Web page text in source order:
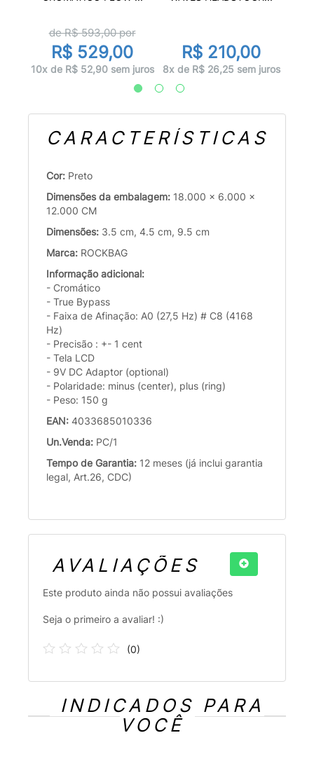
de R$593,00por
R$ 529,00
10x de R$ 52,90 sem juros
R$ 210,00
8x de R$ 26,25 sem juros
CARACTERÍSTICAS
Cor: Preto
Dimensões da embalagem: 18.000 x 6.000 x
12.000 CM
Dimensões: 3.5 cm, 4.5 cm, 9.5 cm
Marca: ROCKBAG
Informação adicional:
- Cromático
- True Bypass
- Faixa de Afinação: A0 (27,5 Hz) # C8 (4168
Hz)
- Precisão : +- 1 cent
- Tela LCD
- 9V DC Adaptor (optional)
- Polaridade: minus (center), plus (ring)
- Peso: 150 g
EAN: 4033685010336
Un.Venda: PC/1
Tempo de Garantia: 12 meses (já inclui garantia
legal, Art.26, CDC)
AVALIAÇÕES
Este produto ainda não possui avaliações
Seja o primeiro a avaliar! :)
(0)
INDICADOS PARA
VOCÊ